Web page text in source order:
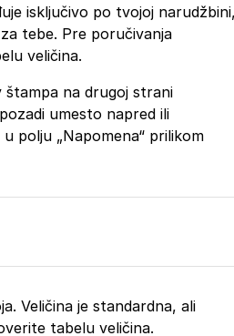
isključivo po tvojoj
tebe. Pre poručivanja
veličina.
štampa na drugoj strani
umesto napred ili
polju „Napomena“ prilikom
Veličina je standardna, ali
tabelu veličina.